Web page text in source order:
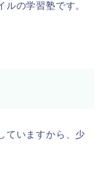
の学習塾です。
ていますから、少